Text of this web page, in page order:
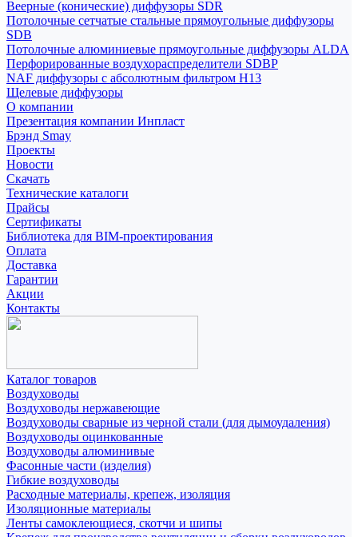
Веерные (конические) диффузоры SDR
Потолочные сетчатые стальные прямоугольные диффузоры
SDB
Потолочные алюминиевые прямоугольные диффузоры ALDA
Перфорированные воздухораспределители SDBP
NAF диффузоры с абсолютным фильтром Н13
Щелевые диффузоры
О компании
Презентация компании Инпласт
Брэнд Smay
Проекты
Новости
Скачать
Технические каталоги
Прайсы
Сертификаты
Библиотека для BIM-проектирования
Оплата
Доставка
Гарантии
Акции
Контакты
Каталог товаров
Воздуховоды
Воздуховоды нержавеющие
Воздуховоды сварные из черной стали (для дымоудаления)
Воздуховоды оцинкованные
Воздуховоды алюминивые
Фасонные части (изделия)
Гибкие воздуховоды
Расходные материалы, крепеж, изоляция
Изоляционные материалы
Ленты самоклеющиеся, скотчи и шипы